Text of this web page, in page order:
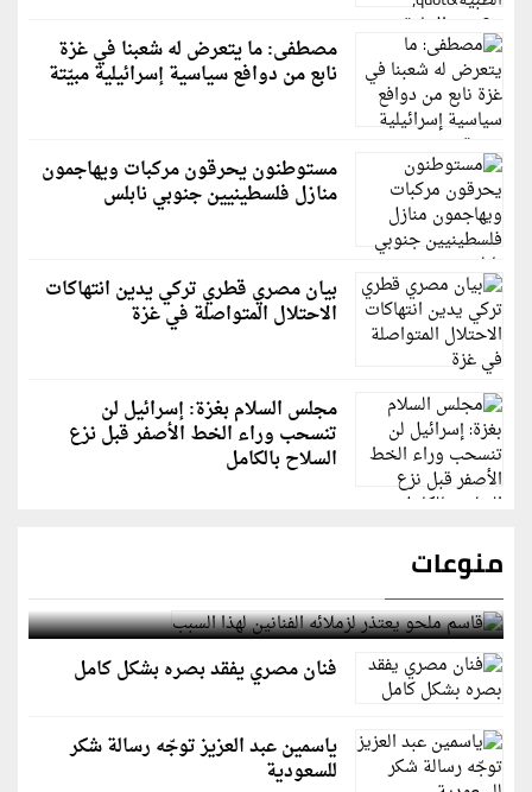
مصطفى: ما يتعرض له شعبنا في غزة
نابع من دوافع سياسية إسرائيلية مبيّتة
مستوطنون يحرقون مركبات ويهاجمون
منازل فلسطينيين جنوبي نابلس
بيان مصري قطري تركي يدين انتهاكات
الاحتلال المتواصلة في غزة
مجلس السلام بغزة: إسرائيل لن
تنسحب وراء الخط الأصفر قبل نزع
السلاح بالكامل
منوعات
قاسم ملحو يعتذر لزملائه الفنانين لهذا السبب
فنان مصري يفقد بصره بشكل كامل
ياسمين عبد العزيز توجّه رسالة شكر
للسعودية